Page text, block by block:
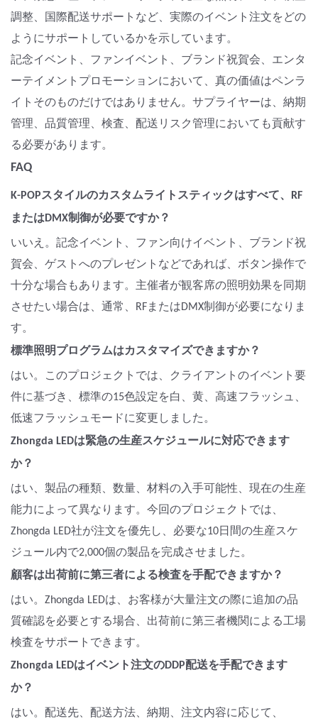
調整、国際配送サポートなど、実際のイベント注文をどの
ようにサポートしているかを示しています。
記念イベント、ファンイベント、ブランド祝賀会、エンタ
ーテイメントプロモーションにおいて、真の価値はペンラ
イトそのものだけではありません。サプライヤーは、納期
管理、品質管理、検査、配送リスク管理においても貢献す
る必要があります。
FAQ
K-POPスタイルのカスタムライトスティックはすべて、RF
またはDMX制御が必要ですか？
いいえ。記念イベント、ファン向けイベント、ブランド祝
賀会、ゲストへのプレゼントなどであれば、ボタン操作で
十分な場合もあります。主催者が観客席の照明効果を同期
させたい場合は、通常、RFまたはDMX制御が必要になりま
す。
標準照明プログラムはカスタマイズできますか？
はい。このプロジェクトでは、クライアントのイベント要
件に基づき、標準の15色設定を白、黄、高速フラッシュ、
低速フラッシュモードに変更しました。
Zhongda LEDは緊急の生産スケジュールに対応できます
か？
はい、製品の種類、数量、材料の入手可能性、現在の生産
能力によって異なります。今回のプロジェクトでは、
Zhongda LED社が注文を優先し、必要な10日間の生産スケ
ジュール内で2,000個の製品を完成させました。
顧客は出荷前に第三者による検査を手配できますか？
はい。Zhongda LEDは、お客様が大量注文の際に追加の品
質確認を必要とする場合、出荷前に第三者機関による工場
検査をサポートできます。
Zhongda LEDはイベント注文のDDP配送を手配できます
か？
はい。配送先、配送方法、納期、注文内容に応じて、